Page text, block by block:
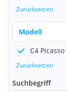
Zurücksetzen
Modell
C4 Picasso
Zurücksetzen
Suchbegriff